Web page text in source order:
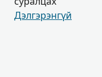
Дэлгэрэнгүй